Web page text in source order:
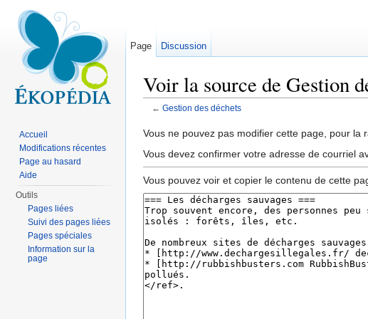
Voir la source de Gestion
← Gestion des déchets
Vous ne pouvez pas modifier cette page, pour la
Vous devez confirmer votre adresse de courriel
Vous pouvez voir et copier le contenu de cette
Page Discussion
Accueil
Modifications récentes
Page au hasard
Aide
Outils
Pages liées
Suivi des pages liées
Pages spéciales
Information sur la
page